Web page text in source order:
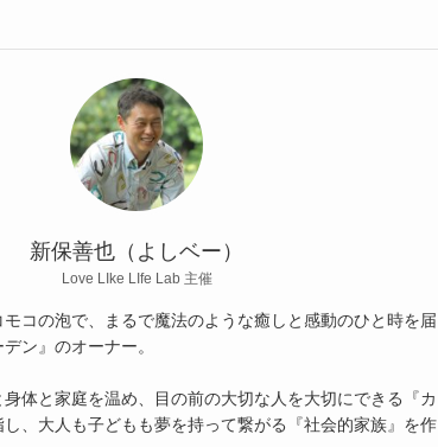
新保善也（よしベー）
Love LIke LIfe Lab 主催
コの泡で、まるで魔法のような癒しと感動のひと時を届
ン』のオーナー。
体と家庭を温め、目の前の大切な人を大切にできる『カ
、大人も子どもも夢を持って繋がる『社会的家族』を作